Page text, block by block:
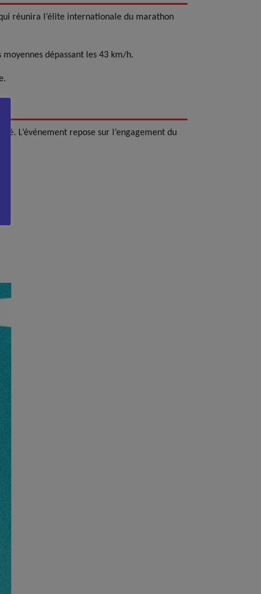
réunira l’élite internationale du marathon
dépassant les 43 km/h.
L’événement repose sur l’engagement du